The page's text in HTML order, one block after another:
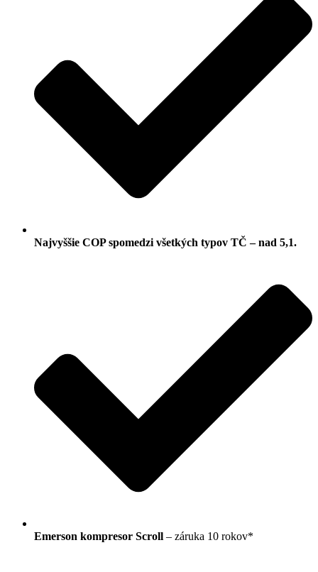
Najvyššie COP spomedzi všetkých typov TČ – nad 5,1.
Emerson kompresor Scroll – záruka 10 rokov*